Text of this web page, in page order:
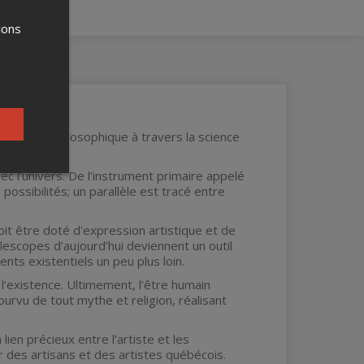
et philosophique à travers la science
l’univers. De l’instrument primaire appelé
possibilités; un parallèle est tracé entre
être doté d'expression artistique et de
d’aujourd’hui deviennent un outil
existentiels un peu plus loin.
Ultimement, l’être humain
de tout mythe et religion, réalisant
précieux entre l’artiste et les
des artisans et des artistes québécois.